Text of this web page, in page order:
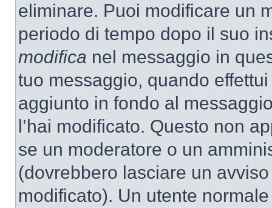
eliminare. Puoi modificare un
periodo di tempo dopo il suo
modifica nel messaggio in
tuo messaggio, quando
aggiunto in fondo al
l’hai modificato. Questo non
se un moderatore o un
(dovrebbero lasciare un
modificato). Un utente